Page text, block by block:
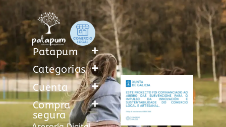
Patapum
Categorias
Cuenta
Compra
segura